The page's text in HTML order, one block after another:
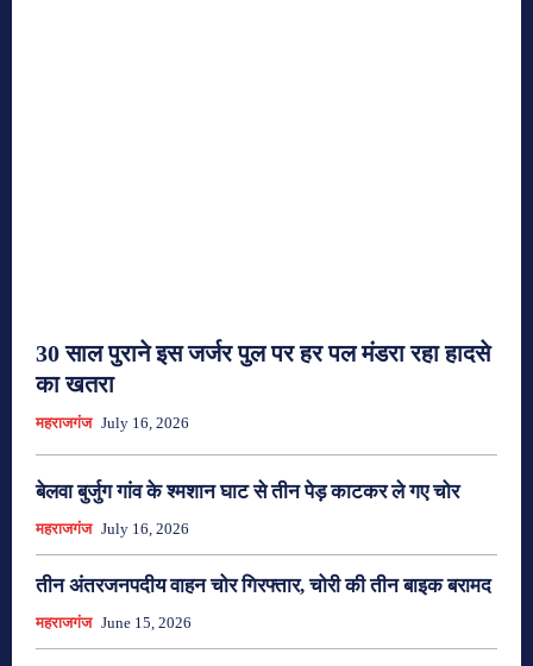
30 साल पुराने इस जर्जर पुल पर हर पल मंडरा रहा हादसे
का खतरा
महराजगंज July 16, 2026
बेलवा बुर्जुग गांव के श्मशान घाट से तीन पेड़ काटकर ले गए चोर
महराजगंज July 16, 2026
तीन अंतरजनपदीय वाहन चोर गिरफ्तार, चोरी की तीन बाइक बरामद
महराजगंज June 15, 2026